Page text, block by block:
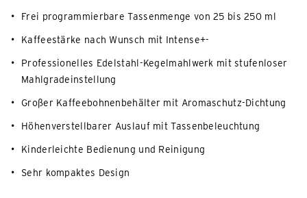
Frei programmierbare Tassenmenge von 25 bis 250 ml
Kaffeestärke nach Wunsch mit Intense+-
Professionelles Edelstahl-Kegelmahlwerk mit stufenloser
Mahlgradeinstellung
Großer Kaffeebohnenbehälter mit Aromaschutz-Dichtung
Höhenverstellbarer Auslauf mit Tassenbeleuchtung
Kinderleichte Bedienung und Reinigung
Sehr kompaktes Design